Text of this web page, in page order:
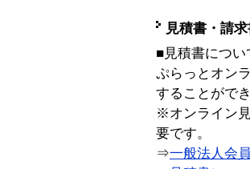
見積書・請
■見積書につい
ぷらっとオン
することができ
※オンライン
要です。
⇒一般法人会